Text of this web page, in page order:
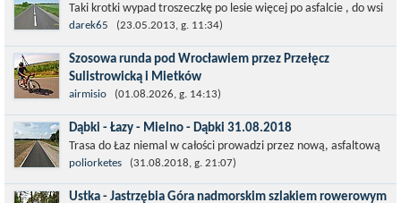
Taki krotki wypad troszeczkę po lesie więcej po asfalcie , do wsi
której już nie ma , kopalni siarki również nie ma , a ci co
pamiętają okres...
darek65 (23.05.2013, g. 11:34)
Szosowa runda pod Wrocławiem przez Przełęcz
Sulistrowicką i Mietków
Łatwa, szosowa runda pod Wrocławiem, raczej płaska z jednym
małym podjazdem na Przełęcz Sulistrowicką od strony Olesznej.
To trasa idealna na...
airmisio (01.08.2026, g. 14:13)
Dąbki - Łazy - Mielno - Dąbki 31.08.2018
Trasa do Łaz niemal w całości prowadzi przez nową, asfaltową
ścieżkę rowerową (od Dąbek do Iwięcina wzdłuż drogi 203).
Niestety jest to trasa nie...
poliorketes (31.08.2018, g. 21:07)
Ustka - Jastrzębia Góra nadmorskim szlakiem rowerowym